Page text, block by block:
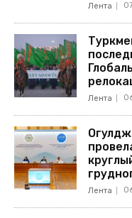
Лента
Лента
Лента